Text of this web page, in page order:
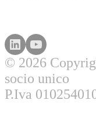
© 2026
socio unico
P.Iva